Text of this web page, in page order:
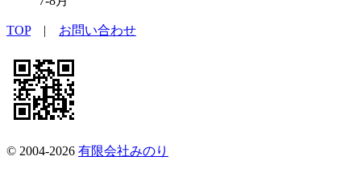
TOP| お問い合わせ
© 2004-2026 有限会社みのり